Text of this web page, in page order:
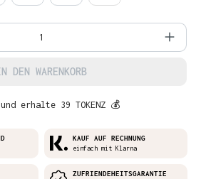
Gib den gewünschten
DEN WARENKORB
erhalte 39 TOKENZ 💰
KAUF AUF RECHNUNG
einfach mit Klarna
ZUFRIENDEHEITSGARANTIE